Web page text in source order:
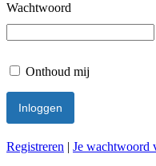
Wachtwoord
Onthoud mij
Registreren | Je wachtwoord